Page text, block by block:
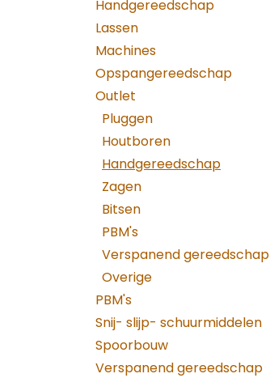
Handgereedschap
Lassen
Machines
Opspangereedschap
Outlet
Pluggen
Houtboren
Handgereedschap
Zagen
Bitsen
PBM's
Verspanend gereedschap
Overige
PBM's
Snij- slijp- schuurmiddelen
Spoorbouw
Verspanend gereedschap